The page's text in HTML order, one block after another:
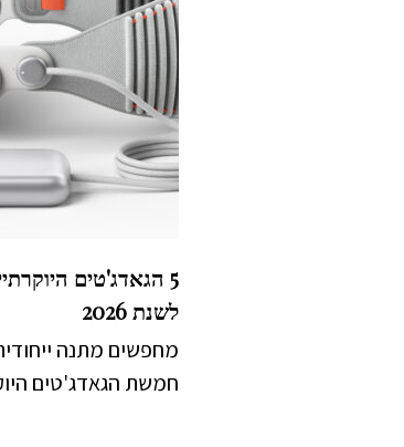
5 הגאדג'טים
לשנת 2026
מחפשים מתנה
חמשת הגאדג'טים